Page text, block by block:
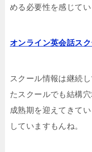
める必要性を感じてい
オンライン英会話ス
スクール情報は継続
たスクールでも結構
成熟期を迎えてきて
していますもんね。